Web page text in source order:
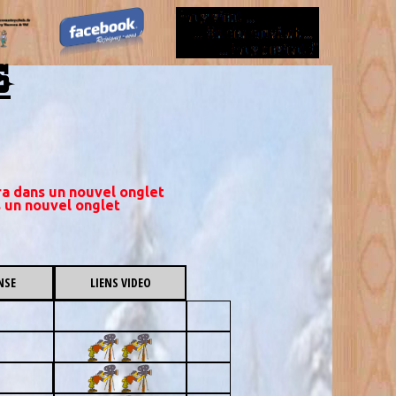
dans un nouvel onglet
un nouvel onglet
LIENS VIDEO